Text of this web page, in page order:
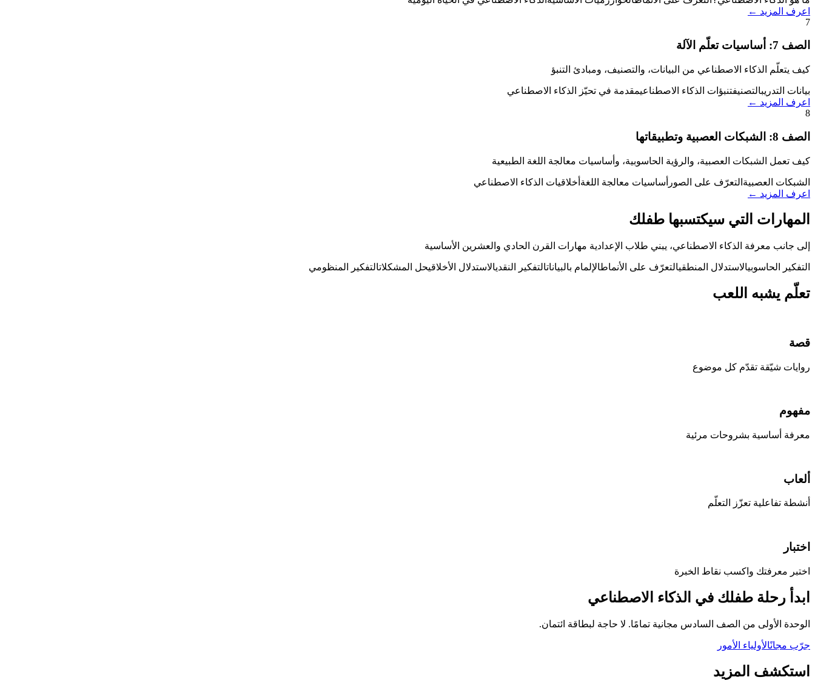
اعرف المزيد ←
7
الصف 7
: أساسيات تعلّم الآلة
كيف يتعلّم الذكاء الاصطناعي من البيانات، والتصنيف، ومبادئ التنبؤ
بيانات التدريبالتصنيفتنبؤات الذكاء الاصطناعيمقدمة في تحيّز الذكاء الاصطناعي
اعرف المزيد ←
8
الصف 8
: الشبكات العصبية وتطبيقاتها
كيف تعمل الشبكات العصبية، والرؤية الحاسوبية، وأساسيات معالجة اللغة الطبيعية
الشبكات العصبية التعرّف على الصور أساسيات معالجة اللغة أخلاقيات الذكاء الاصطناعي
اعرف المزيد ←
المهارات التي سيكتسبها طفلك
إلى جانب معرفة الذكاء الاصطناعي، يبني طلاب الإعدادية مهارات القرن الحادي والعشرين الأساسية
التفكير الحاسوبيالاستدلال المنطقيالتعرّف على الأنماطالإلمام بالبياناتالتفكير النقديالاستدلال الأخلاقيحل المشكلاتالتفكير المنظومي
تعلّم يشبه اللعب
قصة
روايات شيّقة تقدّم كل موضوع
مفهوم
معرفة أساسية بشروحات مرئية
ألعاب
أنشطة تفاعلية تعزّز التعلّم
اختبار
اختبر معرفتك واكسب نقاط الخبرة
ابدأ رحلة طفلك في الذكاء الاصطناعي
الوحدة الأولى من الصف السادس مجانية تمامًا. لا حاجة لبطاقة ائتمان.
جرّب مجانًالأولياء الأمور
استكشف المزيد